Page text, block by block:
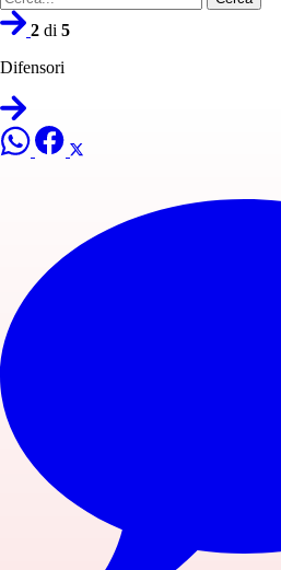
2 di 5
Difensori